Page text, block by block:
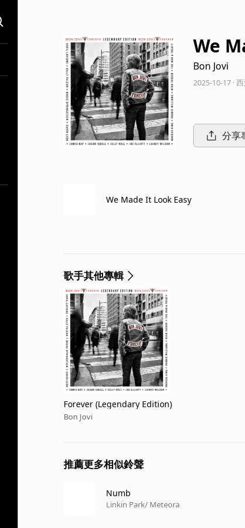
We
Bon Jovi
2025-10-17 ·
分享
We Made It Look Easy
歌手其他專輯
Forever (Legendary Edition)
Bon Jovi
推薦更多相似鈴聲
Numb
Linkin Park/ Meteora